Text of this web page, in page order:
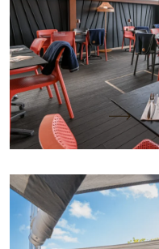
Face à l’Atlantique,
bénéficie d’un
cœur de la Pointe de
Lire la suite
L’Azimut : une
du confort